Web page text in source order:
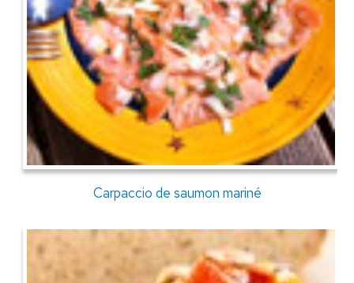
Carpaccio de saumon mariné